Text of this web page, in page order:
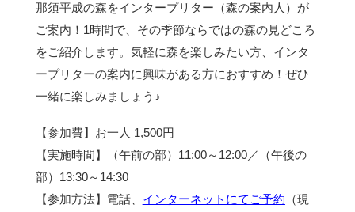
那須平成の森をインタープリター（森の案内人）が
ご案内！1時間で、その季節ならではの森の見どころ
をご紹介します。気軽に森を楽しみたい方、インタ
ープリターの案内に興味がある方におすすめ！ぜひ
一緒に楽しみましょう♪
【参加費】お一人 1,500円
【実施時間】（午前の部）11:00～12:00／（午後の
部）13:30～14:30
【参加方法】電話、 インターネットにてご予約 （現